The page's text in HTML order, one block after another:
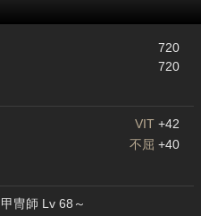
720
720
VIT +42
不屈 +40
甲冑師 Lv 68～